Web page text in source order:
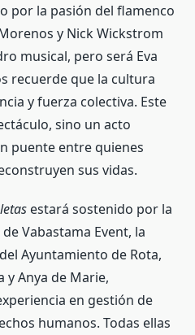
por la pasión del flamenco
y Nick Wickstrom
musical, pero será Eva
recuerde que la cultura
y fuerza colectiva. Este
sino un acto
puente entre quienes
sus vidas.
estará sostenido por la
Vabastama Event, la
Ayuntamiento de Rota,
y Anya de Marie,
en gestión de
humanos. Todas ellas